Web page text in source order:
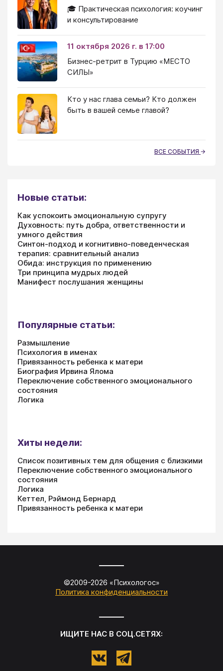
🎓 Практическая психология: коучинг
и консультирование
11 октября 2026 г. в 17:00
Бизнес-ретрит в Турцию «МЕСТО
СИЛЫ»
Кто у нас глава семьи? Кто должен
быть в вашей семье главой?
ВСЕ СОБЫТИЯ
Новые статьи:
Как успокоить эмоциональную супругу
Духовность: путь добра, ответственности и
умного действия
Синтон-подход и когнитивно-поведенческая
терапия: сравнительный анализ
Обида: инструкция по применению
Три принципа мудрых людей
Манифест послушания женщины
Популярные статьи:
Размышление
Психология в именах
Привязанность ребенка к матери
Биография Ирвина Ялома
Переключение собственного эмоционального
состояния
Логика
Хиты недели:
Список позитивных тем для общения с близкими
Переключение собственного эмоционального
состояния
Логика
Кеттел, Рэймонд Бернард
Привязанность ребенка к матери
©2009-2026 «Психологос»
Политика конфиденциальности
ИЩИТЕ НАС В СОЦ.СЕТЯХ: